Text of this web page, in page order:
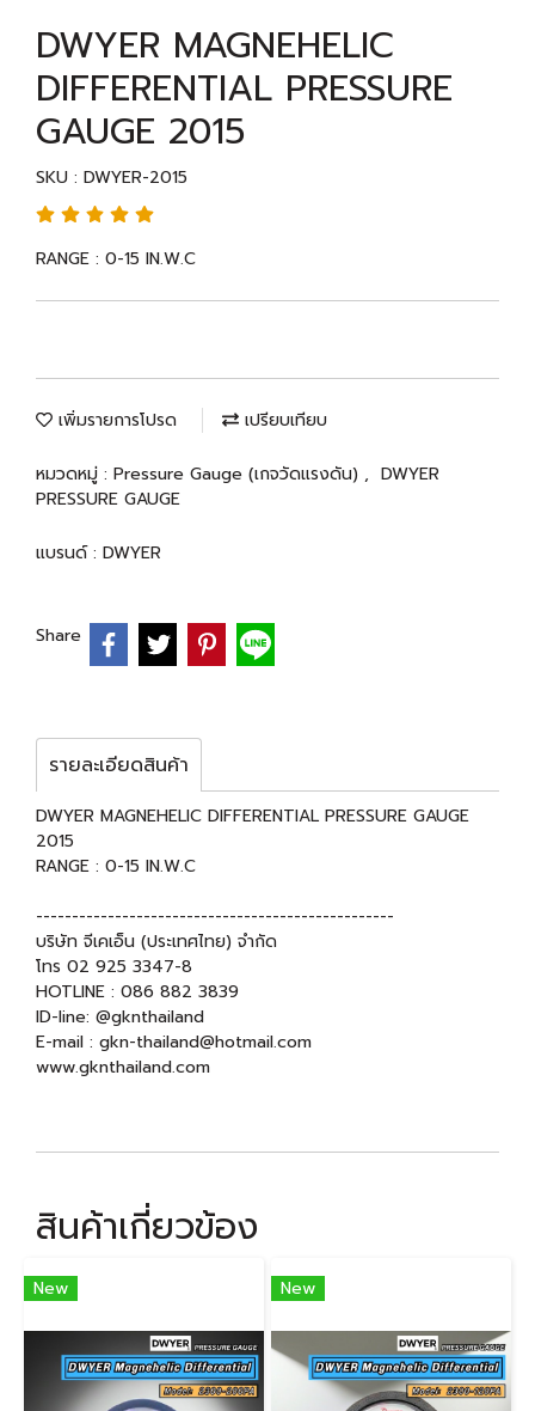
DWYER MAGNEHELIC
DIFFERENTIAL PRESSURE
GAUGE 2015
SKU : DWYER-2015
RANGE : 0-15 IN.W.C
เพิ่มรายการโปรด เปรียบเทียบ
หมวดหมู่ : Pressure Gauge (เกจวัดแรงดัน) , DWYER
PRESSURE GAUGE
แบรนด์ : DWYER
Share
รายละเอียดสินค้า
DWYER MAGNEHELIC DIFFERENTIAL PRESSURE GAUGE
2015
RANGE : 0-15 IN.W.C
--------------------------------------------------
บริษัท จีเคเอ็น (ประเทศไทย) จำกัด
โทร 02 925 3347-8
HOTLINE : 086 882 3839
ID-line: @gknthailand
E-mail : gkn-thailand@hotmail.com
www.gknthailand.com
สินค้าเกี่ยวข้อง
New New